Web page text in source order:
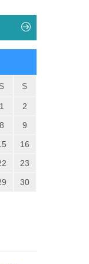
S S
1
2
8
9
16
23
30